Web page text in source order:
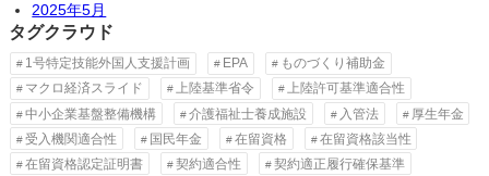
2025年5月
タグクラウド
1号特定技能外国人支援計画 EPA
ものづくり補助金
マクロ経済スライド
上陸基準省令
上陸許可基準適合性
中小企業基盤整備機構
介護福祉士養成施設 入管法
厚生年金
受入機関適合性
国民年金 在留資格
在留資格該当性
在留資格認定証明書
契約適合性 契約適正履行確保基準